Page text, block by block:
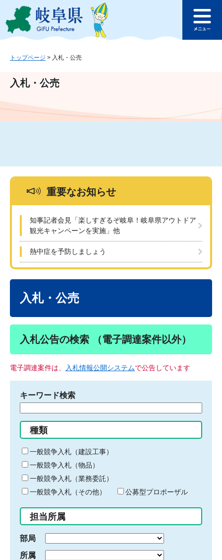
ジ
ュ
文
このページの本文へ
ュ
トップページ > 入札・公売
入札・公売
重要なお知らせ
知事記者会見「楽しすぎるぞ岐阜！岐阜県アウトドア
観光キャンペーンを実施」他
熱中症を予防しましょう
入札・公売
入札公告の検索 （電子調達案件以外）
電子調達案件は、 入札情報公開システムで公告しています
キーワード検索
る
キ
ー
ワ
ー
ド
入
力
種類
一般競争入札（建設工事）
一般競争入札（物品）
一般競争入札（業務委託）
一般競争入札（その他）
公募型プロポーザル
担当所属
部局
所属